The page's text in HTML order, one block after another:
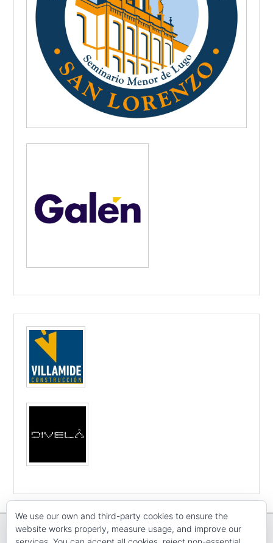
We use our own and third-party cookies to ensure the
website works properly, measure usage, and improve our